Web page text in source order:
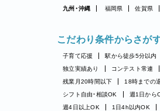
九州・沖縄 福岡県 佐賀県
こだわり条件からさが
子育て応援 駅から徒歩5分以内
独立実績あり
コンテスト常連
残業月20時間以下
18時までの
シフト自由・相談OK
週1日から
週4日以上OK
1日4h以内OK